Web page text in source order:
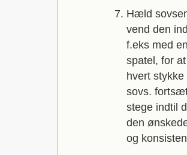
Hæld
vend den
f.eks med
spatel, for
hvert stykke
sovs.
stege indtil
den
og